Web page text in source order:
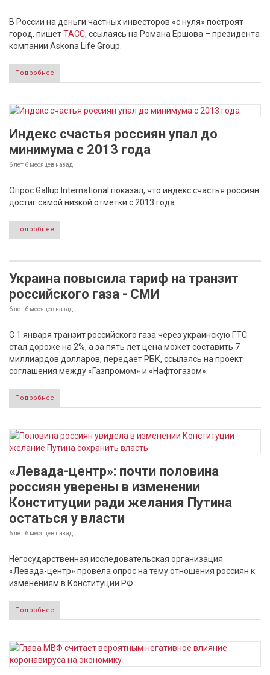
В России на деньги частных инвесторов «с нуля» построят
город, пишетТАСС, ссылаясь на Романа Ершова – президента
компании Askona Life Group.
Подробнее
Индекс счастья россиян упал до
минимума с 2013 года
6 лет 6 месяцев назад
Опрос Gallup International показал, что индекс счастья россиян
достиг самой низкой отметки с 2013 года.
Подробнее
Украина повысила тариф на транзит
российского газа - СМИ
6 лет 6 месяцев назад
С 1 января транзит российского газа через украинскую ГТС
стал дороже на 2%, а за пять лет цена может составить 7
миллиардов долларов, передает РБК, ссылаясь на проект
соглашения между «Газпромом» и «Нафтогазом».
Подробнее
«Левада-центр»: почти половина
россиян уверены в изменении
Конституции ради желания Путина
остаться у власти
6 лет 6 месяцев назад
Негосударственная исследовательская организация
«Левада-центр» провела опрос на тему отношения россиян к
изменениям в Конституции РФ.
Подробнее